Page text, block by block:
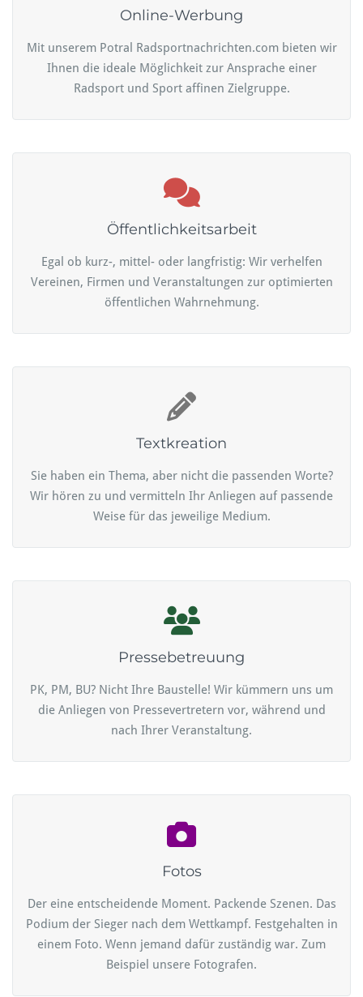
Online-Werbung
Mit unserem Potral Radsportnachrichten.com bieten wir
Ihnen die ideale Möglichkeit zur Ansprache einer
Radsport und Sport affinen Zielgruppe.
Öffentlichkeitsarbeit
Egal ob kurz-, mittel- oder langfristig: Wir verhelfen
Vereinen, Firmen und Veranstaltungen zur optimierten
öffentlichen Wahrnehmung.
Textkreation
Sie haben ein Thema, aber nicht die passenden Worte?
Wir hören zu und vermitteln Ihr Anliegen auf passende
Weise für das jeweilige Medium.
Pressebetreuung
PK, PM, BU? Nicht Ihre Baustelle! Wir kümmern uns um
die Anliegen von Pressevertretern vor, während und
nach Ihrer Veranstaltung.
Fotos
Der eine entscheidende Moment. Packende Szenen. Das
Podium der Sieger nach dem Wettkampf. Festgehalten in
einem Foto. Wenn jemand dafür zuständig war. Zum
Beispiel unsere Fotografen.